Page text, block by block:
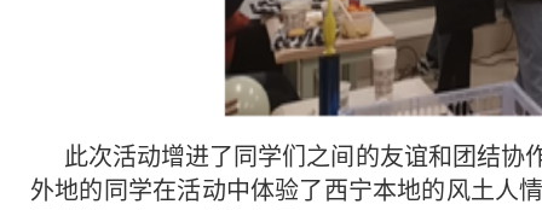
此次活动增进了同学们之间的友谊和团结协
外地的同学在活动中体验了西宁本地的风土人